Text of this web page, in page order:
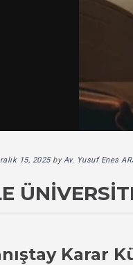
15, 2025byAv. Yusuf Enes
Karar